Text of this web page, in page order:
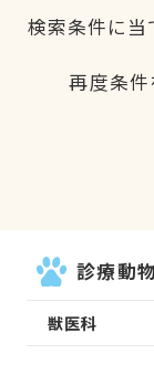
検索条件に
再度条件
診療動
獣医科